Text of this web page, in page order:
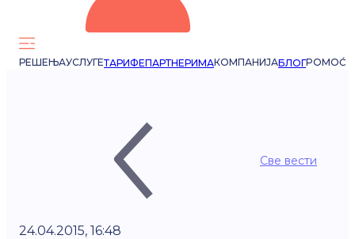
РЕШЕЊАУСЛУГЕТАРИФЕПАРТНЕРИМАКОМПАНИЈАБЛОГPOMOĆ
Све вести
24.04.2015, 16:48